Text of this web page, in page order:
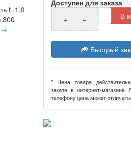
t=1,0
800
→
Доступен для заказа
+
− В
Быстрый
* Цена товара
заказе в интернет-
телефону цена может